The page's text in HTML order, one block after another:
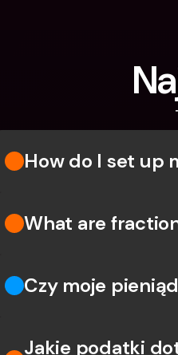
How do I set up
What are
Czy moje
Jakie podatki